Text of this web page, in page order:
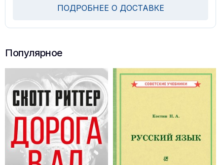
ПОДРОБНЕЕ О ДОСТАВКЕ
Популярное